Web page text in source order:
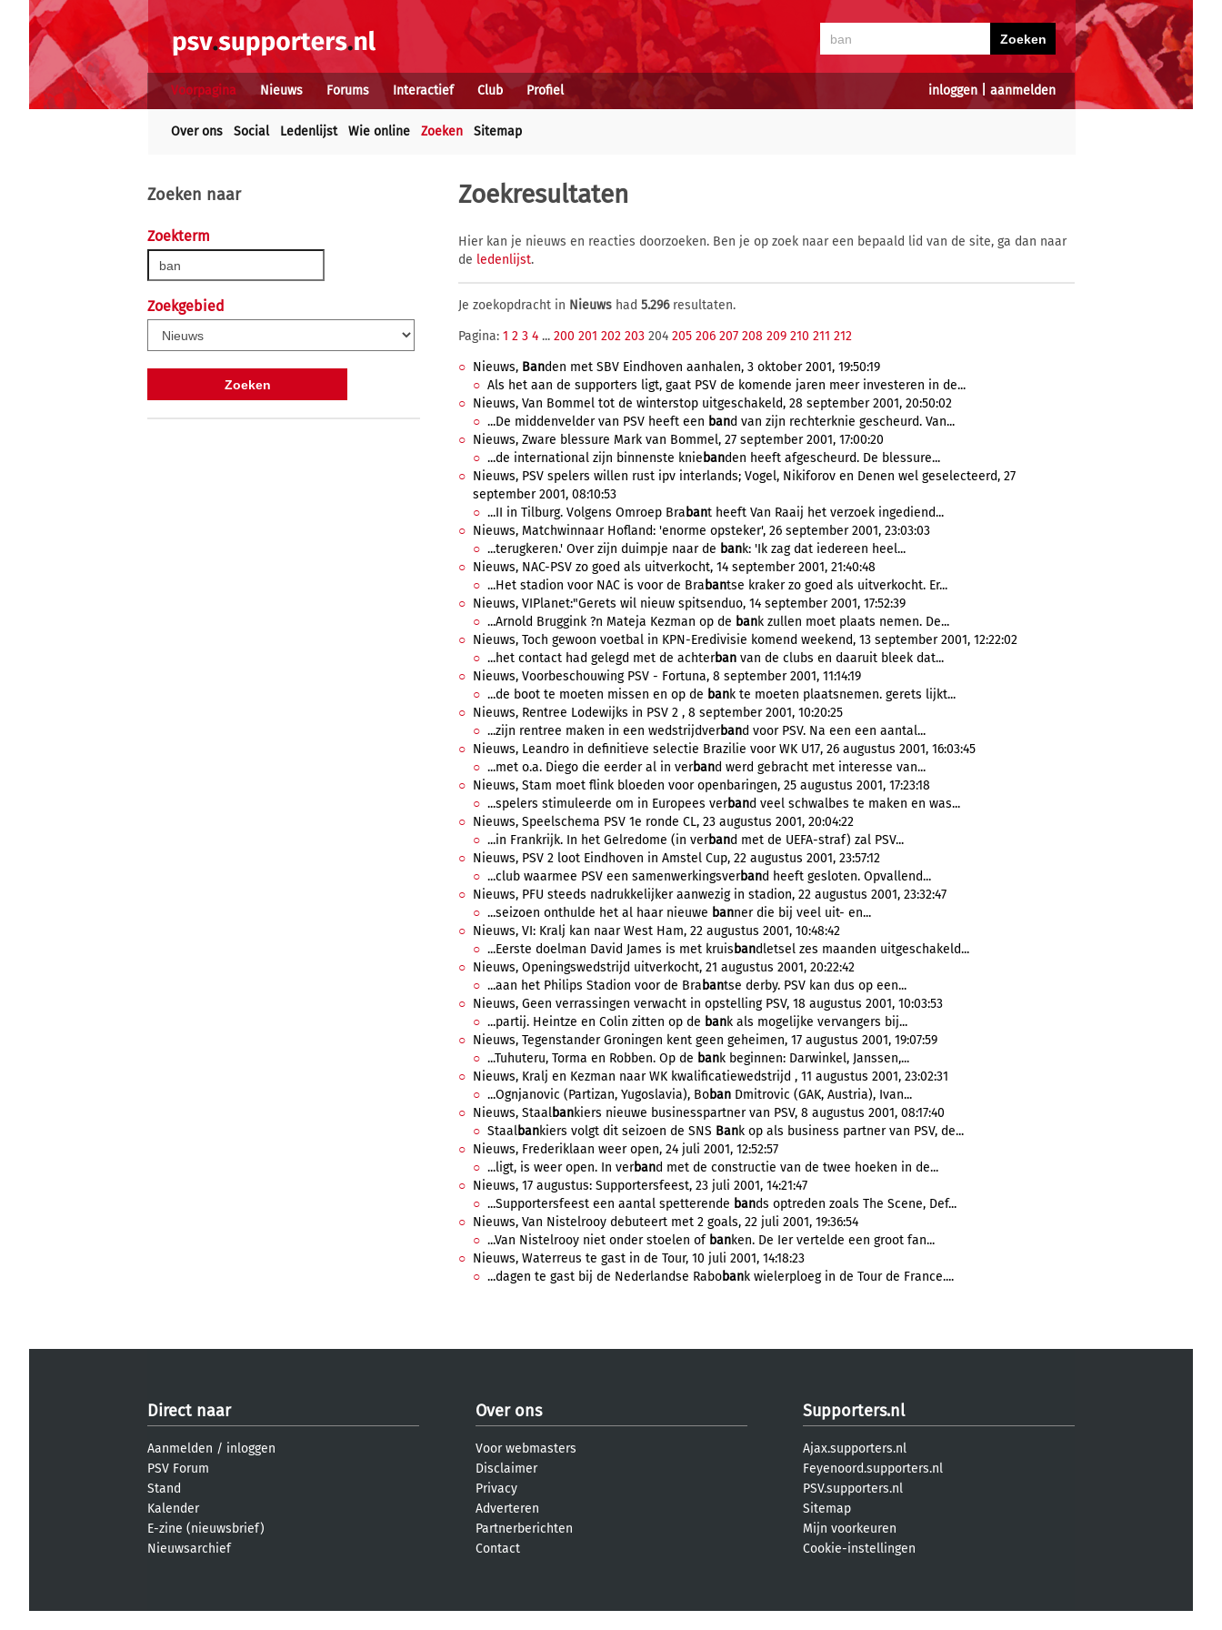
inloggen| aanmelden
Voorpagina Nieuws Forums Interactief Club Profiel
Over ons Social Ledenlijst Wie online Zoeken Sitemap
Zoeken naar
Zoekterm
Zoekgebied
Zoekresultaten
Hier kan je nieuws en reacties doorzoeken. Ben je op zoek naar een bepaald lid van de site, ga dan naar
de ledenlijst.
Je zoekopdracht in Nieuws had 5.296resultaten.
Pagina: 1 2 3 4 ... 200 201 202 203 204 205 206 207 208 209 210 211 212
Nieuws, Banden met SBV Eindhoven aanhalen, 3 oktober 2001, 19:50:19
Als het aan de supporters ligt, gaat PSV de komende jaren meer investeren in de...
Nieuws, Van Bommel tot de winterstop uitgeschakeld, 28 september 2001, 20:50:02
...De middenvelder van PSV heeft een band van zijn rechterknie gescheurd. Van...
Nieuws, Zware blessure Mark van Bommel, 27 september 2001, 17:00:20
...de international zijn binnenste knie banden heeft afgescheurd. De blessure...
Nieuws, PSV spelers willen rust ipv interlands; Vogel, Nikiforov en Denen wel geselecteerd, 27
september 2001, 08:10:53
...II in Tilburg. Volgens Omroep Bra bant heeft Van Raaij het verzoek ingediend...
Nieuws, Matchwinnaar Hofland: 'enorme opsteker', 26 september 2001, 23:03:03
...terugkeren.' Over zijn duimpje naar de bank: 'Ik zag dat iedereen heel...
Nieuws, NAC-PSV zo goed als uitverkocht, 14 september 2001, 21:40:48
...Het stadion voor NAC is voor de Bra bantse kraker zo goed als uitverkocht. Er...
Nieuws, VIPlanet:"Gerets wil nieuw spitsenduo, 14 september 2001, 17:52:39
...Arnold Bruggink ?n Mateja Kezman op de bank zullen moet plaats nemen. De...
Nieuws, Toch gewoon voetbal in KPN-Eredivisie komend weekend, 13 september 2001, 12:22:02
...het contact had gelegd met de achterban van de clubs en daaruit bleek dat...
Nieuws, Voorbeschouwing PSV - Fortuna, 8 september 2001, 11:14:19
...de boot te moeten missen en op de bank te moeten plaatsnemen. gerets lijkt...
Nieuws, Rentree Lodewijks in PSV 2 , 8 september 2001, 10:20:25
...zijn rentree maken in een wedstrijdverband voor PSV. Na een een aantal...
Nieuws, Leandro in definitieve selectie Brazilie voor WK U17, 26 augustus 2001, 16:03:45
...met o.a. Diego die eerder al in verband werd gebracht met interesse van...
Nieuws, Stam moet flink bloeden voor openbaringen, 25 augustus 2001, 17:23:18
...spelers stimuleerde om in Europees verband veel schwalbes te maken en was...
Nieuws, Speelschema PSV 1e ronde CL, 23 augustus 2001, 20:04:22
...in Frankrijk. In het Gelredome (in verband met de UEFA-straf) zal PSV...
Nieuws, PSV 2 loot Eindhoven in Amstel Cup, 22 augustus 2001, 23:57:12
...club waarmee PSV een samenwerkingsverband heeft gesloten. Opvallend...
Nieuws, PFU steeds nadrukkelijker aanwezig in stadion, 22 augustus 2001, 23:32:47
...seizoen onthulde het al haar nieuwe banner die bij veel uit- en...
Nieuws, VI: Kralj kan naar West Ham, 22 augustus 2001, 10:48:42
...Eerste doelman David James is met kruis bandletsel zes maanden uitgeschakeld...
Nieuws, Openingswedstrijd uitverkocht, 21 augustus 2001, 20:22:42
...aan het Philips Stadion voor de Bra bantse derby. PSV kan dus op een...
Nieuws, Geen verrassingen verwacht in opstelling PSV, 18 augustus 2001, 10:03:53
...partij. Heintze en Colin zitten op de bank als mogelijke vervangers bij...
Nieuws, Tegenstander Groningen kent geen geheimen, 17 augustus 2001, 19:07:59
...Tuhuteru, Torma en Robben. Op de bank beginnen: Darwinkel, Janssen,...
Nieuws, Kralj en Kezman naar WK kwalificatiewedstrijd , 11 augustus 2001, 23:02:31
...Ognjanovic (Partizan, Yugoslavia), Boban Dmitrovic (GAK, Austria), Ivan...
Nieuws, Staalbankiers nieuwe businesspartner van PSV, 8 augustus 2001, 08:17:40
Staalbankiers volgt dit seizoen de SNS Bank op als business partner van PSV, de...
Nieuws, Frederiklaan weer open, 24 juli 2001, 12:52:57
...ligt, is weer open. In verband met de constructie van de twee hoeken in de...
Nieuws, 17 augustus: Supportersfeest, 23 juli 2001, 14:21:47
...Supportersfeest een aantal spetterende bands optreden zoals The Scene, Def...
Nieuws, Van Nistelrooy debuteert met 2 goals, 22 juli 2001, 19:36:54
...Van Nistelrooy niet onder stoelen of banken. De Ier vertelde een groot fan...
Nieuws, Waterreus te gast in de Tour, 10 juli 2001, 14:18:23
...dagen te gast bij de Nederlandse Rabobank wielerploeg in de Tour de France....
Direct naar
Aanmelden / inloggen
PSV Forum
Stand
Kalender
E-zine (nieuwsbrief)
Nieuwsarchief
Over ons
Voor webmasters
Disclaimer
Privacy
Adverteren
Partnerberichten
Contact
Supporters.nl
Ajax.supporters.nl
Feyenoord.supporters.nl
PSV.supporters.nl
Sitemap
Mijn voorkeuren
Cookie-instellingen